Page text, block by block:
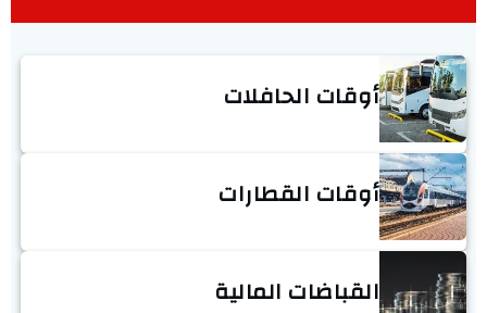
أوقات الحافلات
أوقات القطارات
القباضات المالية